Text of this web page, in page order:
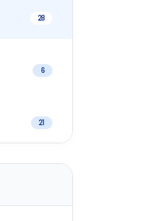
28
6
21